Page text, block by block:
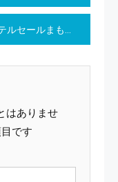
大3万円OFF｜今すぐ使える旅の賢い予約術
はありませ
です